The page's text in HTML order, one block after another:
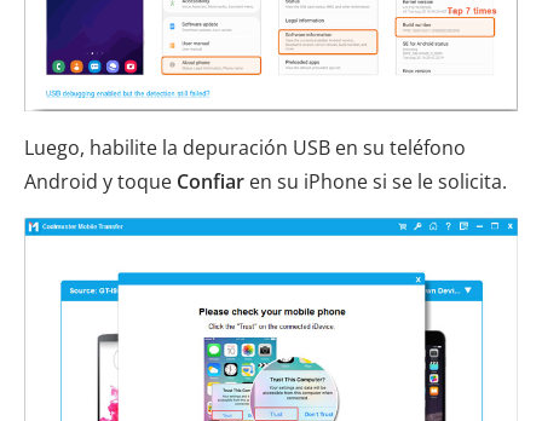
Luego, habilite la depuración USB en su teléfono
Android y toque Confiar en su iPhone si se le solicita.